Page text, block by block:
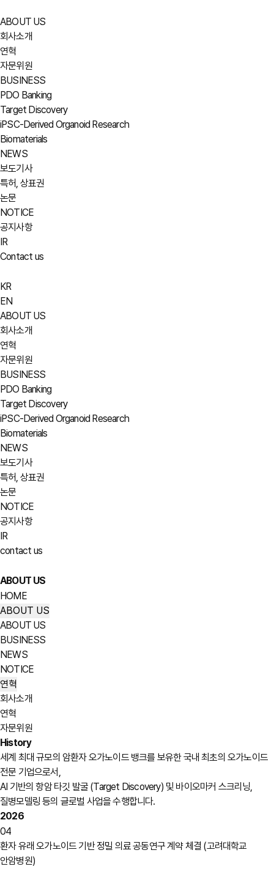
ABOUT US
회사소개
연혁
자문위원
BUSINESS
PDO Banking
Target Discovery
iPSC-Derived Organoid Research
Biomaterials
NEWS
보도기사
특허, 상표권
논문
NOTICE
공지사항
IR
Contact us
KR
EN
ABOUT US
회사소개
연혁
자문위원
BUSINESS
PDO Banking
Target Discovery
iPSC-Derived Organoid Research
Biomaterials
NEWS
보도기사
특허, 상표권
논문
NOTICE
공지사항
IR
contact us
ABOUT US
HOME
ABOUT US
ABOUT US
BUSINESS
NEWS
NOTICE
연혁
회사소개
연혁
자문위원
History
세계 최대 규모의 암환자 오가노이드 뱅크를 보유한 국내 최초의 오가노이드
전문 기업으로서,
AI 기반의 항암 타깃 발굴 (Target Discovery) 및 바이오마커 스크리닝,
질병모델링 등의 글로벌 사업을 수행합니다.
2026
04
환자 유래 오가노이드 기반 정밀 의료 공동연구 계약 체결 (고려대학교
안암병원)